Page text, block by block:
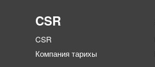
CSR
CSR
Компания тарихы